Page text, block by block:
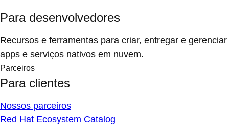
Para desenvolvedores
Recursos e ferramentas para criar, entregar e gerenciar
apps e serviços nativos em nuvem.
Parceiros
Para clientes
Nossos parceiros
Red Hat Ecosystem Catalog